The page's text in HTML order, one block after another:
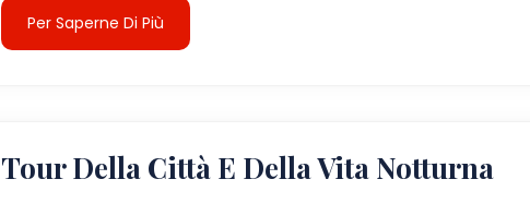
Per Saperne Di Più
Tour Della Città E Della Vita Notturna